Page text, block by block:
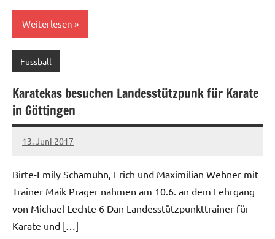
Weiterlesen
Fussball
Karatekas besuchen Landesstützpunk für Karate
in Göttingen
13. Juni 2017
Jens
Keine
Birte-Emily Schamuhn, Erich und Maximilian Wehner mit
Trainer Maik Prager nahmen am 10.6. an dem Lehrgang
von Michael Lechte 6 Dan Landesstützpunkttrainer für
Karate und […]